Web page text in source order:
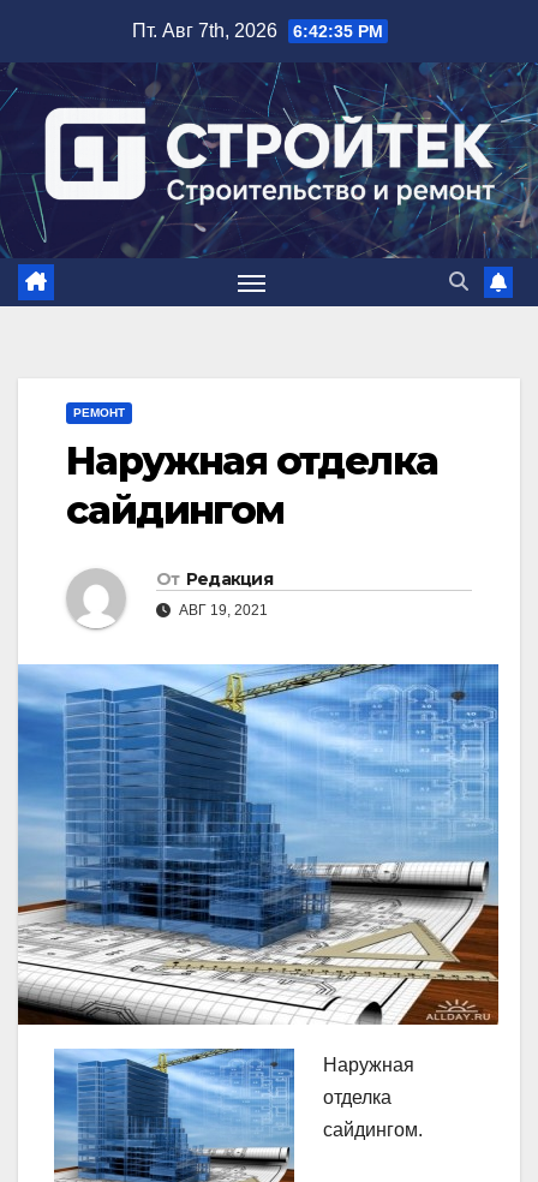
содержимому
Пт. Авг 7th, 2026 6:42:37 PM
РЕМОНТ
Наружная отделка
сайдингом
От Редакция
АВГ 19, 2021
Наружная
отделка
сайдингом.